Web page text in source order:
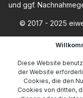
und ggf.
© 2017 - 2025
Diese Website
der Website
Cookies, die den
Cookies von dritten,